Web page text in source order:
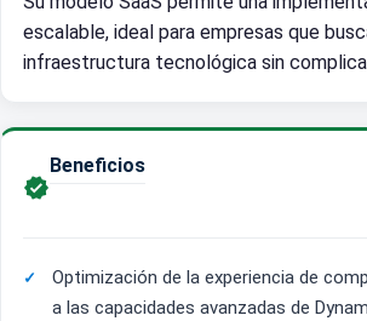
escalable, ideal para empresas que
infraestructura tecnológica sin

Beneficios
Optimización de la experiencia de
a las capacidades avanzadas de